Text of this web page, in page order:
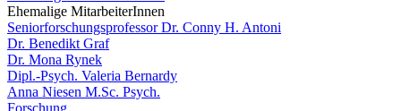
Ehemalige MitarbeiterInnen
Seniorforschungsprofessor Dr. Conny H. Antoni
Dr. Benedikt Graf
Dr. Mona Rynek
Dipl.-Psych. Valeria Bernardy
Anna Niesen M.Sc. Psych.
Forschung